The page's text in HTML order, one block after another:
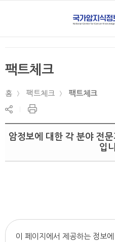
팩트체크
홈 팩트체크 팩트체크
공
기
현
이
쇄
암정보에 대한 각 분야 전
입
이 페이지에서 제공하는 정보